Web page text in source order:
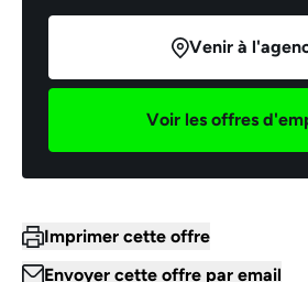
Venir à
Voir les offres
Imprimer cette offre
Envoyer cette offre par email